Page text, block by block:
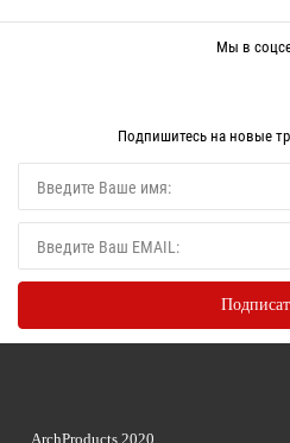
Мы в
Подпишитесь на новые
ArchProducts 2020